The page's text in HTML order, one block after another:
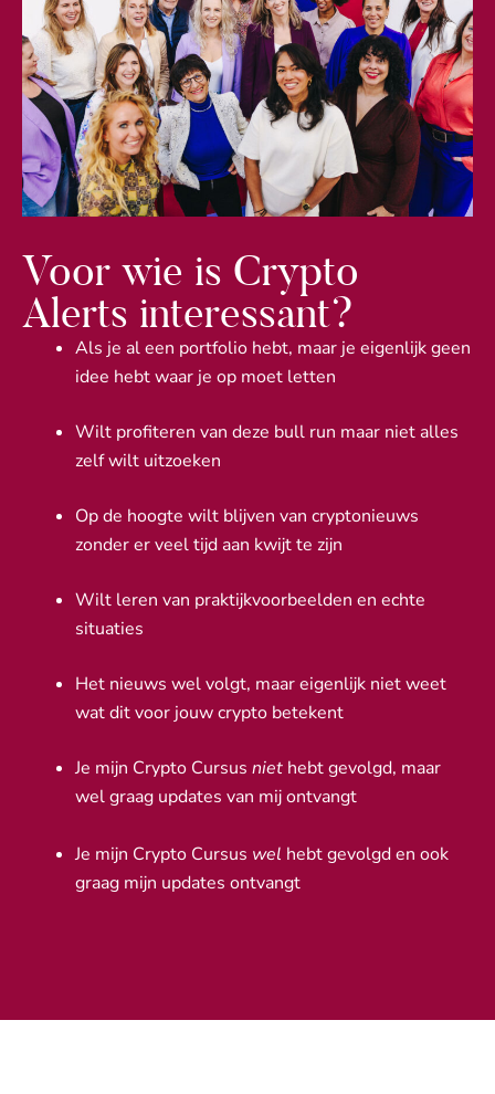
Voor wie is Crypto
Alerts interessant?
Als je al een portfolio hebt, maar je eigenlijk geen
idee hebt waar je op moet letten
Wilt profiteren van deze bull run maar niet alles
zelf wilt uitzoeken
Op de hoogte wilt blijven van cryptonieuws
zonder er veel tijd aan kwijt te zijn
Wilt leren van praktijkvoorbeelden en echte
situaties
Het nieuws wel volgt, maar eigenlijk niet weet
wat dit voor jouw crypto betekent
Je mijn Crypto Cursus niet hebt gevolgd, maar
wel graag updates van mij ontvangt
Je mijn Crypto Cursus wel hebt gevolgd en ook
graag mijn updates ontvangt